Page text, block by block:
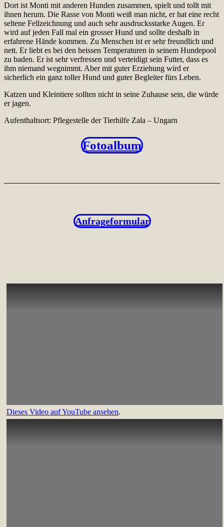
Dort ist Monti mit anderen Hunden zusammen, spielt und tollt mit
ihnen herum. Die Rasse von Monti weiß man nicht, er hat eine recht
seltene Fellzeichnung und auch sehr ausdrucksstarke Augen. Er
wird auf jeden Fall mal ein grosser Hund und sollte deshalb in
erfahrene Hände kommen. Zu Menschen ist er sehr freundlich und
nett. Er liebt es bei den heissen Temperaturen in seinem Hundepool
zu baden. Er ist sehr verfressen und verteidigt sein Futter, dass es
ihm niemand wegnimmt. Aber mit guter Erziehung wird er
sicherlich ein ganz toller Hund und guter Begleiter fürs Leben.
Katzen und Kleintiere sollten nicht in seine Zuhause sein, die würde
er jagen.
Aufenthaltsort: Pflegestelle der Tierhilfe Zala – Ungarn
Fotoalbum
Anfrageformular
Dieses Video auf YouTube ansehen.